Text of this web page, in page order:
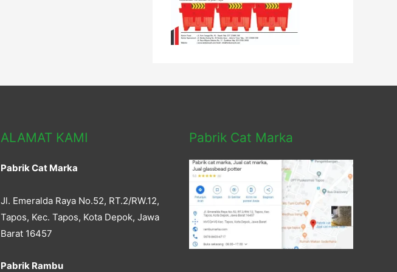
ALAMAT KAMI
Pabrik Cat Marka
Jl. Emeralda Raya No.52, RT.2/RW.12,
Tapos, Kec. Tapos, Kota Depok, Jawa
Barat 16457
Pabrik Rambu
Pabrik Cat Marka